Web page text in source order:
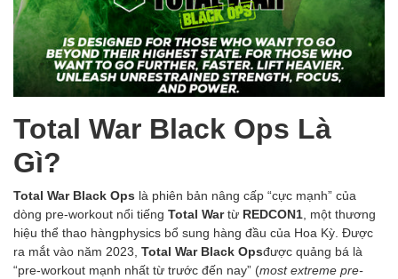
Total War Black Ops Là
Gì?
Total War Black Ops là phiên bản nâng cấp “cực mạnh” của
dòng pre-workout nổi tiếng Total Wartừ REDCON1 , một thương
hiệu thể thao hàngphysics bổ sung hàng đầu của Hoa Kỳ. Được
ra mắt vào năm 2023, Total War Black Opsđược quảng bá là
“pre-workout mạnh nhất từ trước đến nay” (most extreme pre-